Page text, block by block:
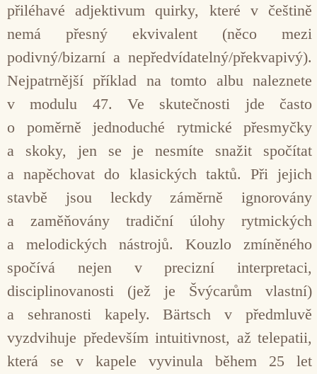
přiléhavé adjektivum quirky, které v češtině
nemá přesný ekvivalent (něco mezi
podivný/bizarní a nepředvídatelný/překvapivý).
Nejpatrnější příklad na tomto albu naleznete
v modulu 47. Ve skutečnosti jde často
o poměrně jednoduché rytmické přesmyčky
a skoky, jen se je nesmíte snažit spočítat
a napěchovat do klasických taktů. Při jejich
stavbě jsou leckdy záměrně ignorovány
a zaměňovány tradiční úlohy rytmických
a melodických nástrojů. Kouzlo zmíněného
spočívá nejen v precizní interpretaci,
disciplinovanosti (jež je Švýcarům vlastní)
a sehranosti kapely. Bärtsch v předmluvě
vyzdvihuje především intuitivnost, až telepatii,
která se v kapele vyvinula během 25 let